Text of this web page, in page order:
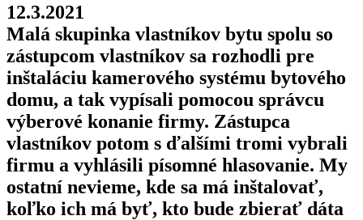
12.3.2021
Malá skupinka vlastníkov bytu spolu so
zástupcom vlastníkov sa rozhodli pre
inštaláciu kamerového systému bytového
domu, a tak vypísali pomocou správcu
výberové konanie firmy. Zástupca
vlastníkov potom s ďalšími tromi vybrali
firmu a vyhlásili písomné hlasovanie. My
ostatní nevieme, kde sa má inštalovať,
koľko ich má byť, kto bude zbierať dáta